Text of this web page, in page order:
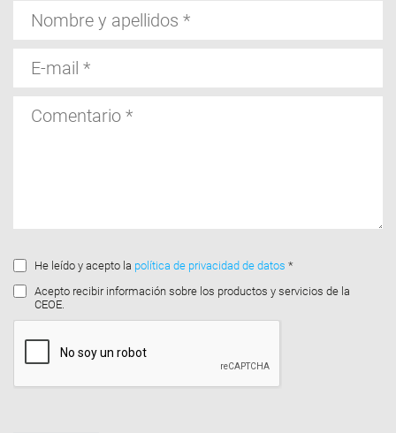
apellidos
mail
He leído y acepto la política de privacidad de datos *
Acepto recibir información sobre los productos y servicios de la
CEOE.